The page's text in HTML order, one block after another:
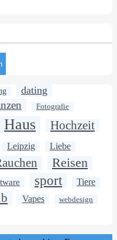
dating
Fotografie
Haus Hochzeit
Leipzig Liebe
Reisen
sport Tiere
Vapes webdesign